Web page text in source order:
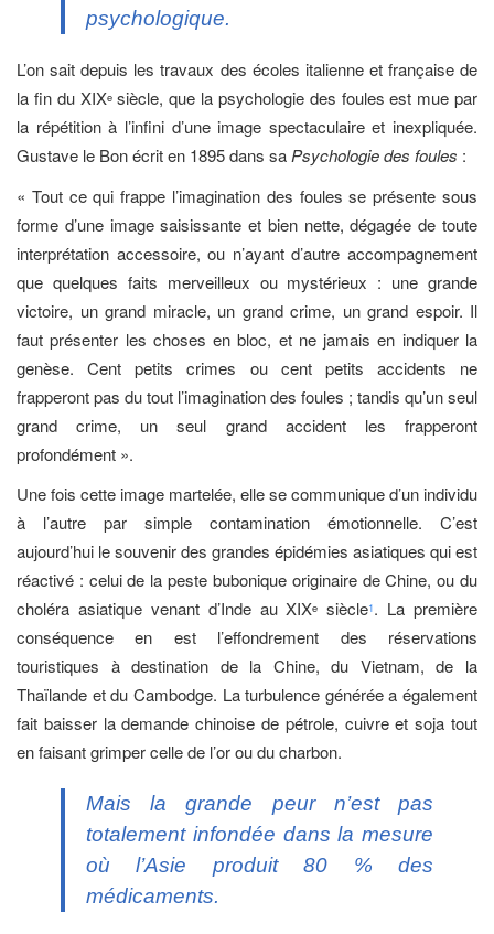
psychologique.
L’on sait depuis les travaux des écoles italienne et française de
la fin du XIXesiècle, que la psychologie des foules est mue par
la répétition à l’infini d’une image spectaculaire et inexpliquée.
Gustave le Bon écrit en 1895 dans saPsychologie des foules :
« Tout ce qui frappe l’imagination des foules se présente sous
forme d’une image saisissante et bien nette, dégagée de toute
interprétation accessoire, ou n’ayant d’autre accompagnement
que quelques faits merveilleux ou mystérieux : une grande
victoire, un grand miracle, un grand crime, un grand espoir. Il
faut présenter les choses en bloc, et ne jamais en indiquer la
genèse. Cent petits crimes ou cent petits accidents ne
frapperont pas du tout l’imagination des foules ; tandis qu’un seul
grand crime, un seul grand accident les frapperont
profondément ».
Une fois cette image martelée, elle se communique d’un individu
à l’autre par simple contamination émotionnelle. C’est
aujourd’hui le souvenir des grandes épidémies asiatiques qui est
réactivé : celui de la peste bubonique originaire de Chine, ou du
choléra asiatique venant d’Inde au XIXe siècle1. La première
conséquence en est l’effondrement des réservations
touristiques à destination de la Chine, du Vietnam, de la
Thaïlande et du Cambodge. La turbulence générée a également
fait baisser la demande chinoise de pétrole, cuivre et soja tout
en faisant grimper celle de l’or ou du charbon.
Mais lagrande peur n’est pas
totalement infondée dans la mesure
où l’Asie produit 80 % des
médicaments.